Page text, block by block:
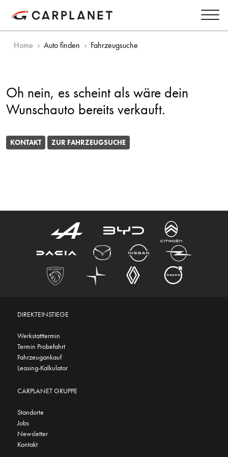
Home Auto finden Fahrzeugsuche
Oh nein, es scheint als wäre dein
Wunschauto bereits verkauft.
KONTAKT ZUR FAHRZEUGSUCHE
DIREKTEINSTIEGE
Werkstatttermin
Termin Probefahrt
Fahrzeugankauf
Leasing-Kalkulator
CARPLANET GRUPPE
Standorte
Jobs
Newsletter
Kontakt